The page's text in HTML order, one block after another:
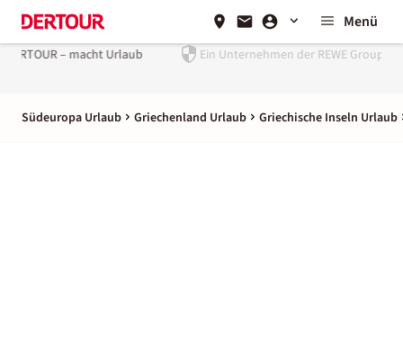
Menü
Ein Unternehmen der REWE Group
Südeuropa Urlaub Griechenland Urlaub Griechische Inseln Urlaub